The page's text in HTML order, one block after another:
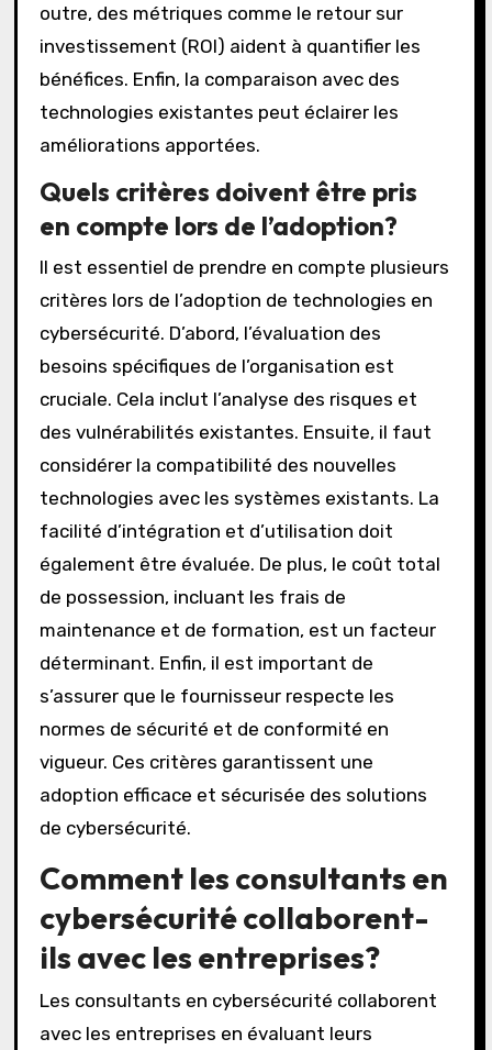
outre, des métriques comme le retour sur
investissement (ROI) aident à quantifier les
bénéfices. Enfin, la comparaison avec des
technologies existantes peut éclairer les
améliorations apportées.
Quels critères doivent être pris
en compte lors de l’adoption?
Il est essentiel de prendre en compte plusieurs
critères lors de l’adoption de technologies en
cybersécurité. D’abord, l’évaluation des
besoins spécifiques de l’organisation est
cruciale. Cela inclut l’analyse des risques et
des vulnérabilités existantes. Ensuite, il faut
considérer la compatibilité des nouvelles
technologies avec les systèmes existants. La
facilité d’intégration et d’utilisation doit
également être évaluée. De plus, le coût total
de possession, incluant les frais de
maintenance et de formation, est un facteur
déterminant. Enfin, il est important de
s’assurer que le fournisseur respecte les
normes de sécurité et de conformité en
vigueur. Ces critères garantissent une
adoption efficace et sécurisée des solutions
de cybersécurité.
Comment les consultants en
cybersécurité collaborent-
ils avec les entreprises?
Les consultants en cybersécurité collaborent
avec les entreprises en évaluant leurs